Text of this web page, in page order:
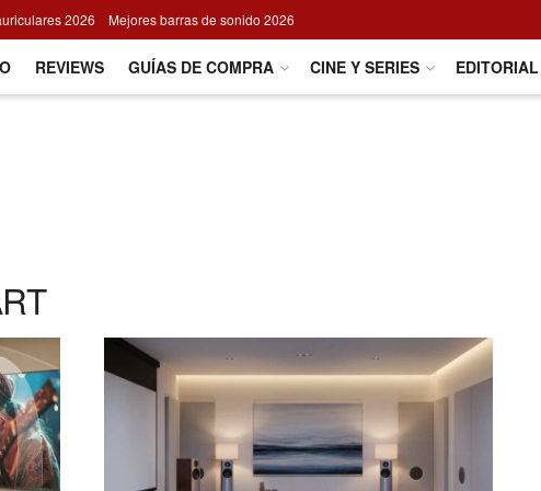
2026 Mejores barras de sonido 2026
REVIEWS GUÍAS DE COMPRA CINE Y SERIES
EDITORIAL